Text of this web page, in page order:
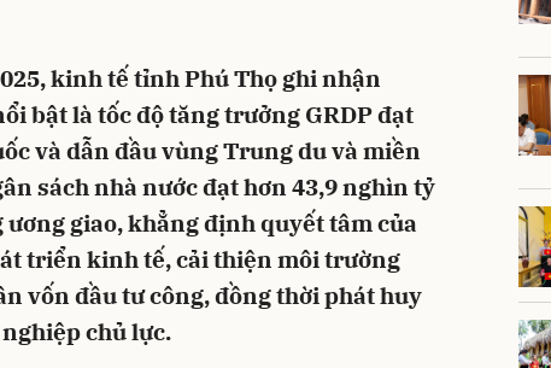
kinh tế tỉnh Phú Thọ ghi nhận
bật là tốc độ tăng trưởng GRDP đạt
và dẫn đầu vùng Trung du và miền
sách nhà nước đạt hơn 43,9 nghìn tỷ
giao, khẳng định quyết tâm của
triển kinh tế, cải thiện môi trường
vốn đầu tư công, đồng thời phát huy
chủ lực.